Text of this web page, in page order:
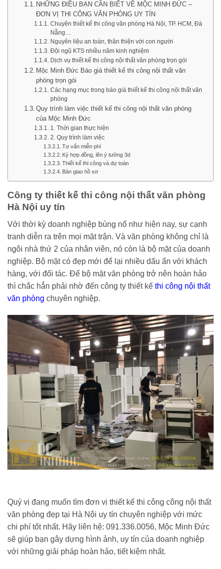
NHỮNG ĐIỀU BẠN CẦN BIẾT VỀ MỘC MINH ĐỨC –
ĐƠN VỊ THI CÔNG VĂN PHÒNG UY TÍN
Chuyên thiết kế thi công văn phòng Hà Nội, TP. HCM, Đà
Nẵng…
Nguyên liệu an toàn, thân thiện với con người
Đội ngũ KTS nhiều năm kinh nghiệm
Dịch vụ thiết kế thi công nội thất văn phòng trọn gói
Mộc Minh Đức Báo giá thiết kế thi công nội thất văn
phòng trọn gói
Các hạng mục trong báo giá thiết kế thi công nội thất văn
phòng
Quy trình làm việc thiết kế thi công nội thất văn phòng
của Mộc Minh Đức
1. Thời gian thực hiện
2. Quy trình làm việc
Tư vấn miễn phí
Ký hợp đồng, lên ý tưởng 3d
Thiết kế thi công và dự toán
Bàn giao hồ sơ
Công ty thiết kế thi công nội thất văn phòng
Hà Nội uy tín
Với thời kỳ doanh nghiệp bùng nổ như hiện nay, sự cạnh
tranh diễn ra trên mọi mặt trận. Và văn phòng không chỉ là
ngôi nhà thứ 2 của nhân viên, nó còn là bộ mặt của doanh
nghiệp. Bộ mặt có đẹp mới để lại nhiều dấu ấn với khách
hàng, với đối tác. Để bộ mặt văn phòng trở nên hoàn hảo
thì chắc hẳn phải nhờ đến công ty thiết kế thi công nội thất
văn phòng chuyên nghiệp.
Quý vị đang muốn tìm đơn vị thiết kế thi công công nội thất
văn phòng đẹp tại Hà Nội uy tín chuyên nghiệp với mức
chi phí tốt nhất. Hãy liên hệ: 091.336.0056, Mộc Minh Đức
sẽ giúp bạn gây dựng hình ảnh, uy tín của doanh nghiệp
với những giải pháp hoàn hảo, tiết kiệm nhất.